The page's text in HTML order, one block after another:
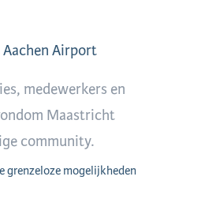
Airport
medewerkers en
Maastricht
community.
grenzeloze mogelijkheden